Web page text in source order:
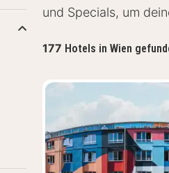
und Specials, um
177 Hotels in Wien